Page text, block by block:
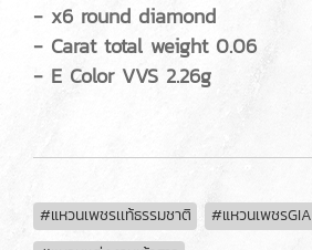
- x6 round diamond
- Carat total weight 0.06
- E Color VVS 2.26g
#แหวนเพชรเเท้ธรรมชาติ
#แหวนเพชรGIA